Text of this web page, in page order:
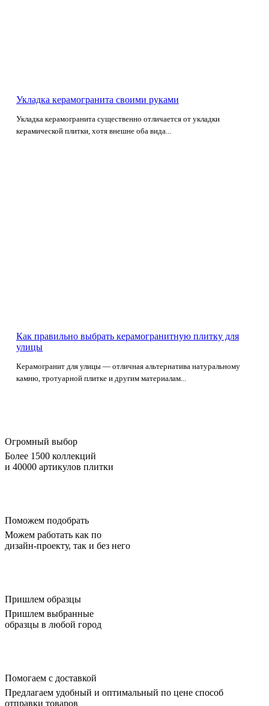
Укладка керамогранита своими руками
Укладка керамогранита существенно отличается от укладки
керамической плитки, хотя внешне оба вида...
Как правильно выбрать керамогранитную плитку для
улицы
Керамогранит для улицы — отличная альтернатива натуральному
камню, тротуарной плитке и другим материалам...
Огромный выбор
Более 1500 коллекций
и 40000 артикулов плитки
Поможем подобрать
Можем работать как по
дизайн-проекту, так и без него
Пришлем образцы
Пришлем выбранные
образцы в любой город
Помогаем с доставкой
Предлагаем удобный и оптимальный по цене способ
отправки товаров